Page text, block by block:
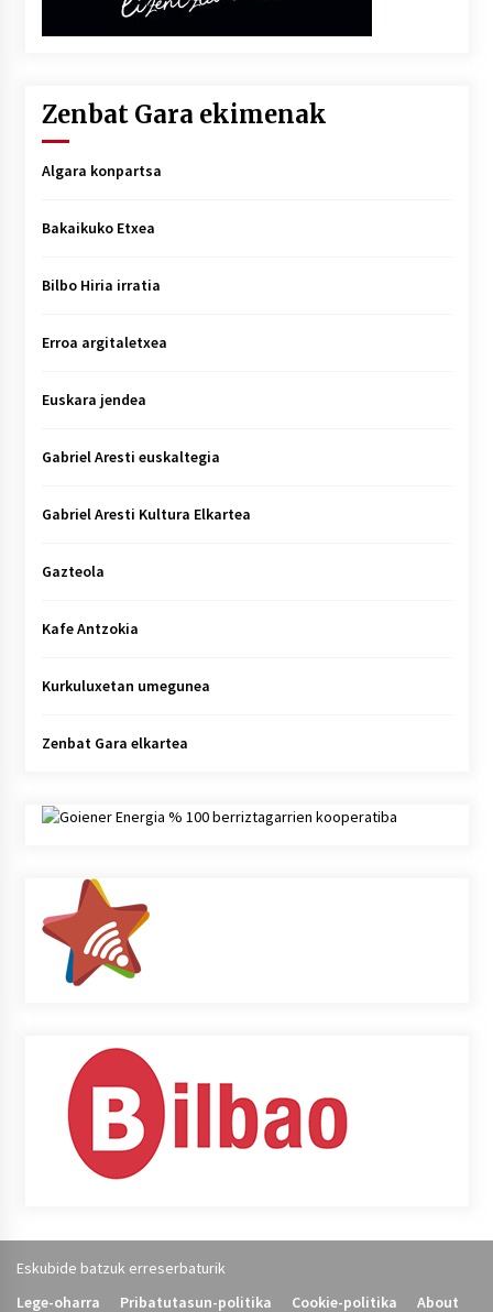
Zenbat Gara ekimenak
Algara konpartsa
Bakaikuko Etxea
Bilbo Hiria irratia
Erroa argitaletxea
Euskara jendea
Gabriel Aresti euskaltegia
Gabriel Aresti Kultura Elkartea
Gazteola
Kafe Antzokia
Kurkuluxetan umegunea
Zenbat Gara elkartea
Eskubide batzuk erreserbaturik
Lege-oharra
Pribatutasun-politika Cookie-politika About